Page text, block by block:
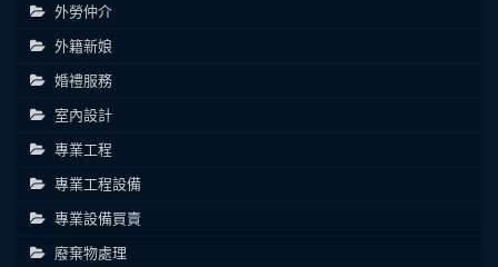
外勞仲介
外籍新娘
婚禮服務
室內設計
專業工程
專業工程設備
專業設備買賣
廢棄物處理